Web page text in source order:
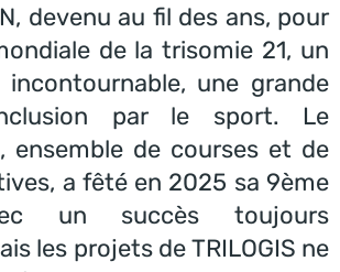
devenu au fil des ans, pour
de la trisomie 21, un
incontournable, une grande
par le sport. Le
, ensemble de courses et de
a fêté en 2025 sa 9ème
un succès toujours
les projets de TRILOGIS ne